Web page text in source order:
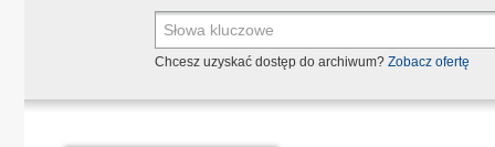
Chcesz uzyskać dostęp do archiwum? Zobacz ofertę